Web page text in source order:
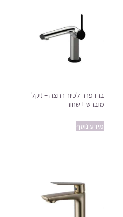
ברז פרח לכיור רחצה – ניקל
מוברש + שחור
מידע נוסף